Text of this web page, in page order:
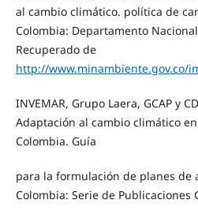
al cambio climático. política de
Colombia: Departamento
Recuperado de
http://www.minambiente.gov.co/
INVEMAR, Grupo Laera, GCAP y
Adaptación al cambio climático
Colombia. Guía
para la formulación de planes de
Colombia: Serie de Publicaciones